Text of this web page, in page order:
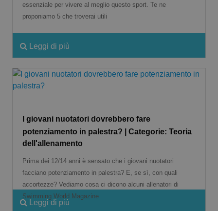
essenziale per vivere al meglio questo sport. Te ne
proponiamo 5 che troverai utili
Leggi di più
I giovani nuotatori dovrebbero fare
potenziamento in palestra? | Categorie: Teoria
dell'allenamento
Prima dei 12/14 anni è sensato che i giovani nuotatori
facciano potenziamento in palestra? E, se sì, con quali
accortezze? Vediamo cosa ci dicono alcuni allenatori di
Swimming World Magazine
Leggi di più